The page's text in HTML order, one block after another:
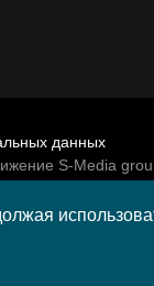
данных
S-Media